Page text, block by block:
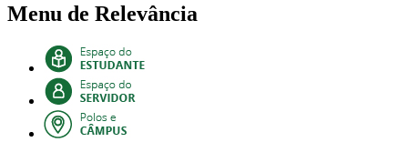
Menu de Relevância